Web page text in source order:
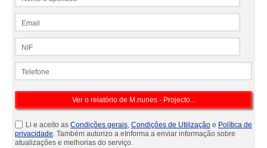
Li e aceito as Condições gerais, Condições de Utilização e Política de
privacidade. Também autorizo a eInforma a enviar informação sobre
atualizações e melhorias do serviço.